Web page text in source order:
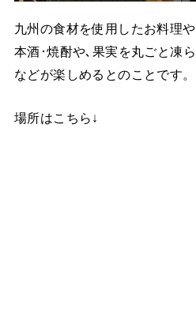
九州の食材を使用したお料理
本酒･焼酎や､果実を丸ごと凍
などが楽しめるとのことです。
場所はこちら↓